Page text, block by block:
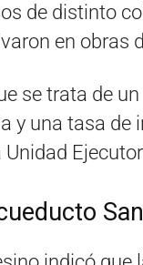
de distinto
en obras
se trata de
y una tasa de